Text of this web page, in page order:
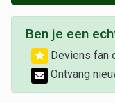
Ben je een
Deviens fan
Ontvang